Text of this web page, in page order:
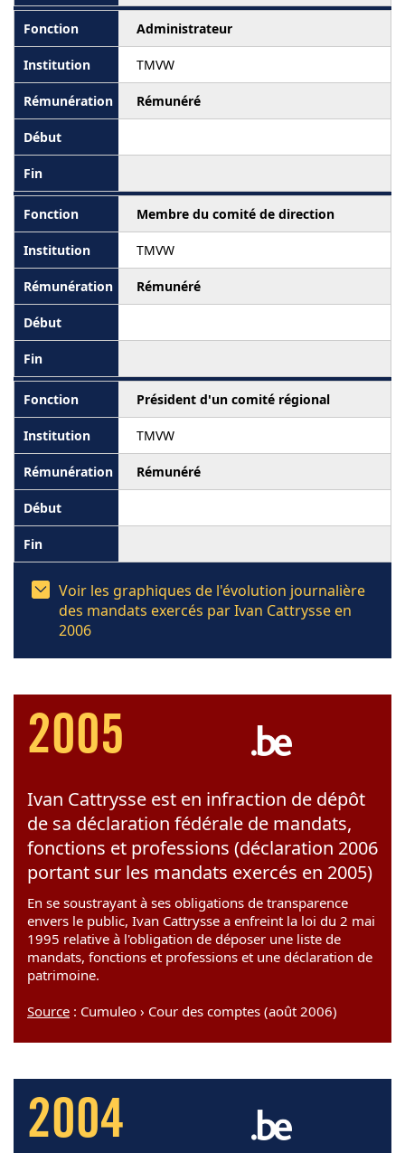
Administrateur
TMVW
Rémunéré
Membre du comité de direction
TMVW
Rémunéré
Président d'un comité régional
TMVW
Rémunéré
Voir les graphiques de l'évolution journalière
des mandats exercés par Ivan Cattrysse en
2006
2005
Ivan Cattrysse est en infraction de dépôt
de sa déclaration fédérale de mandats,
fonctions et professions (déclaration 2006
portant sur les mandats exercés en 2005)
En se soustrayant à ses obligations de transparence
envers le public, Ivan Cattrysse a enfreint la loi du 2 mai
1995 relative à l'obligation de déposer une liste de
mandats, fonctions et professions et une déclaration de
patrimoine.
Source : Cumuleo › Cour des comptes (août 2006)
2004